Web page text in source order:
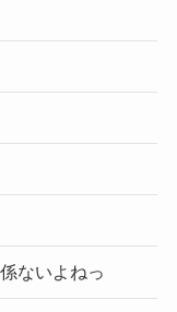
ないよねっ